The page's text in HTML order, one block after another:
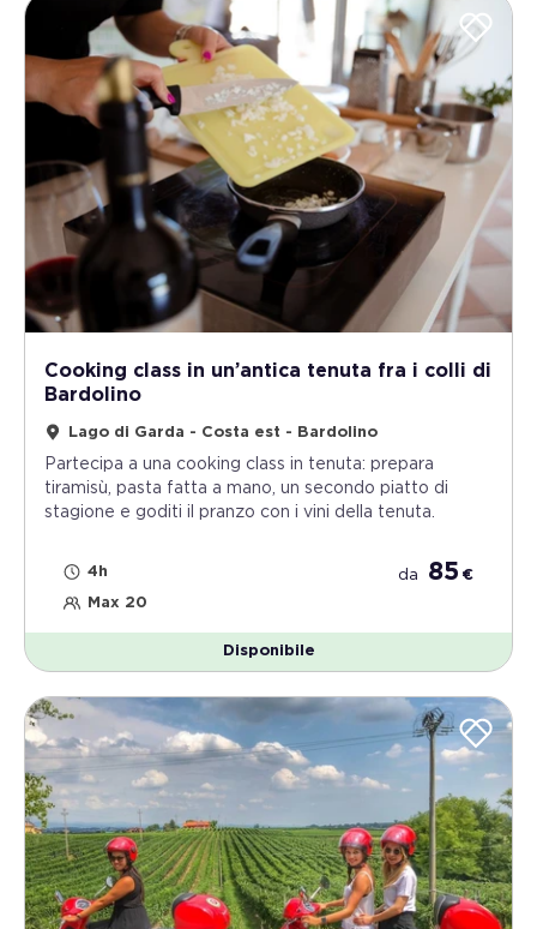
Cooking class in un’antica tenuta fra i colli di
Bardolino
Lago di Garda - Costa est - Bardolino
Partecipa a una cooking class in tenuta: prepara
tiramisù, pasta fatta a mano, un secondo piatto di
stagione e goditi il pranzo con i vini della tenuta.
4h
Max 20
da 85 €
Disponibile